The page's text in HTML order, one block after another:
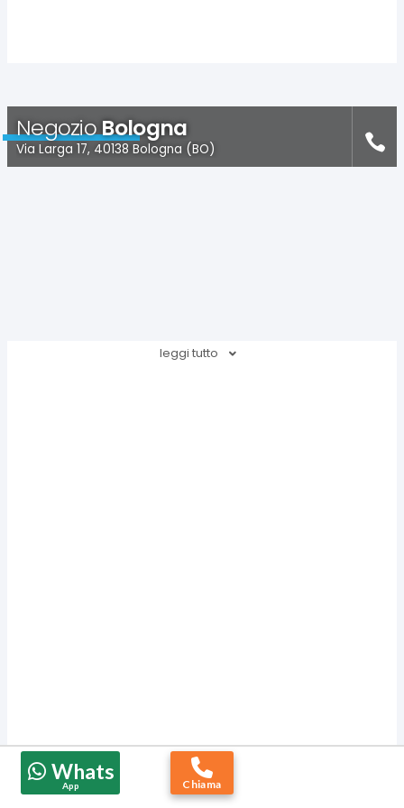
NegozioBologna
Via Larga 17, 40138 Bologna (BO)
leggi tutto
Whats
App Chiama